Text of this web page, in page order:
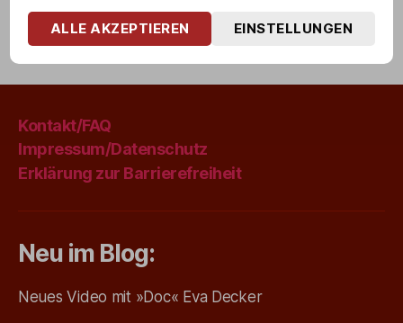
Schlagwörter
Hamburg,Kieztour,Reeperbahn
Stadtführung
Kontakt/FAQ
Impressum/Datenschutz
Erklärung zur Barrierefreiheit
Neu im Blog:
Neues Video mit »Doc« Eva Decker
ALLE AKZEPTIEREN EINSTELLUNGEN